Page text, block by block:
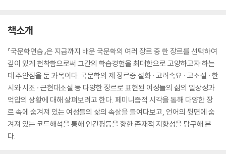
책소개
『국문학연습』은 지금까지 배운 국문학의 여러 장르 중 한 장르를 선택하여
깊이 있게 천착함으로써 그간의 학습경험을 최대한으로 고양하고자 하는
데 주안점을 둔 과목이다. 국문학의 제 장르중 설화 · 고려속요 · 고소설 · 한
시와 시조 · 근현대소설 등 다양한 장르로 표현된 여성들의 삶의 일상성과
억압의 상황에 대해 살펴보려고 한다. 페미니즘적 시각을 통해 다양한 장
르 속에 숨겨져 있는 여성들의 삶의 속살을 들여다보고, 언어의 뒷면에 숨
겨져 있는 코드해석을 통해 인간평등을 향한 존재적 지향성을 탐구해 본
다.